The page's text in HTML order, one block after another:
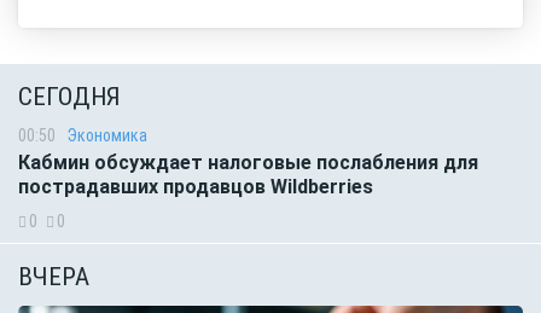
СЕГОДНЯ
00:50 Экономика
Кабмин обсуждает налоговые послабления для
пострадавших продавцов Wildberries
0 0
ВЧЕРА